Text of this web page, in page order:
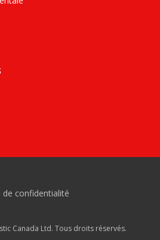
de confidentialité
Canada Ltd. Tous droits réservés.